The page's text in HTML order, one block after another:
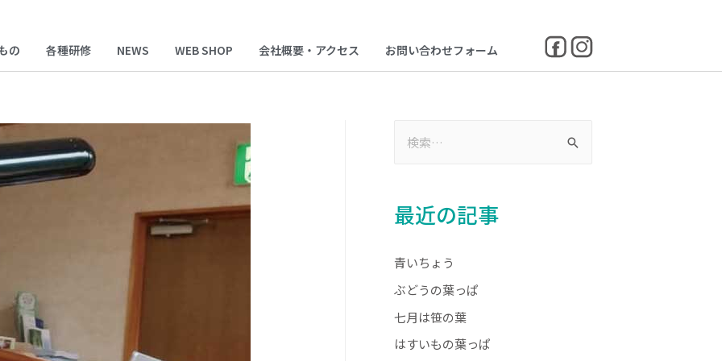
の 各種研修 NEWS WEB SHOP 会社概要・アクセス お問い合わせフォーム
最近の記事
青いちょう
ぶどうの葉っぱ
七月は笹の葉
はすいもの葉っぱ